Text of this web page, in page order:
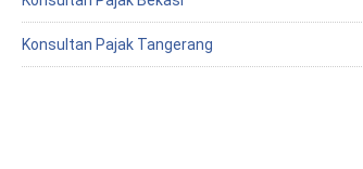
Konsultan Pajak Tangerang